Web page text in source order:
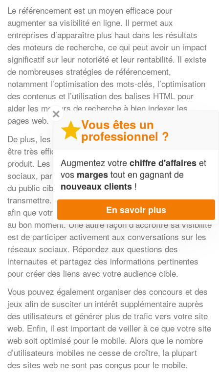
Le référencement est un moyen efficace pour
augmenter sa visibilité en ligne. Il permet aux
entreprises d’apparaître plus haut dans les résultats
des moteurs de recherche, ce qui peut avoir un impact
significatif sur leur notoriété et leur rentabilité. Il existe
de nombreuses stratégies de référencement,
notamment l’optimisation des mots-clés, l’optimisation
des contenus et l’utilisation des balises HTML pour
aider les moteurs de recherche à bien indexer les
pages web.
De plus, les campagnes publicitaires en ligne peuvent
être très efficaces pour promouvoir une marque ou un
produit. Les annonces payantes sur les réseaux
sociaux, par exemple, peuvent être ciblées en fonction
du public cible et du message que vous souhaitez
transmettre. De plus, elles peuvent être personnalisées
afin que votre entreprise puisse toucher le bon public
au bon moment. Une autre façon d’accroître sa visibilité
est de participer activement aux conversations sur les
réseaux sociaux. Répondez aux questions des
internautes et partagez des informations pertinentes
pour créer des liens avec votre audience cible.
Vous pouvez également organiser des concours et des
jeux afin de susciter un intérêt supplémentaire auprès
des utilisateurs et générer plus de trafic vers votre site
web. Enfin, il est important de veiller à ce que votre site
web soit optimisé pour le mobile. Alors que le nombre
d’utilisateurs mobiles ne cesse de croître, la plupart
des sites web ne sont pas conçus pour le mobile.
✕
Vous êtes un
professionnel ?
Augmentez votrechiffre d'affaireset
vos margestout en gagnant de
nouveaux clients !
En savoir plus